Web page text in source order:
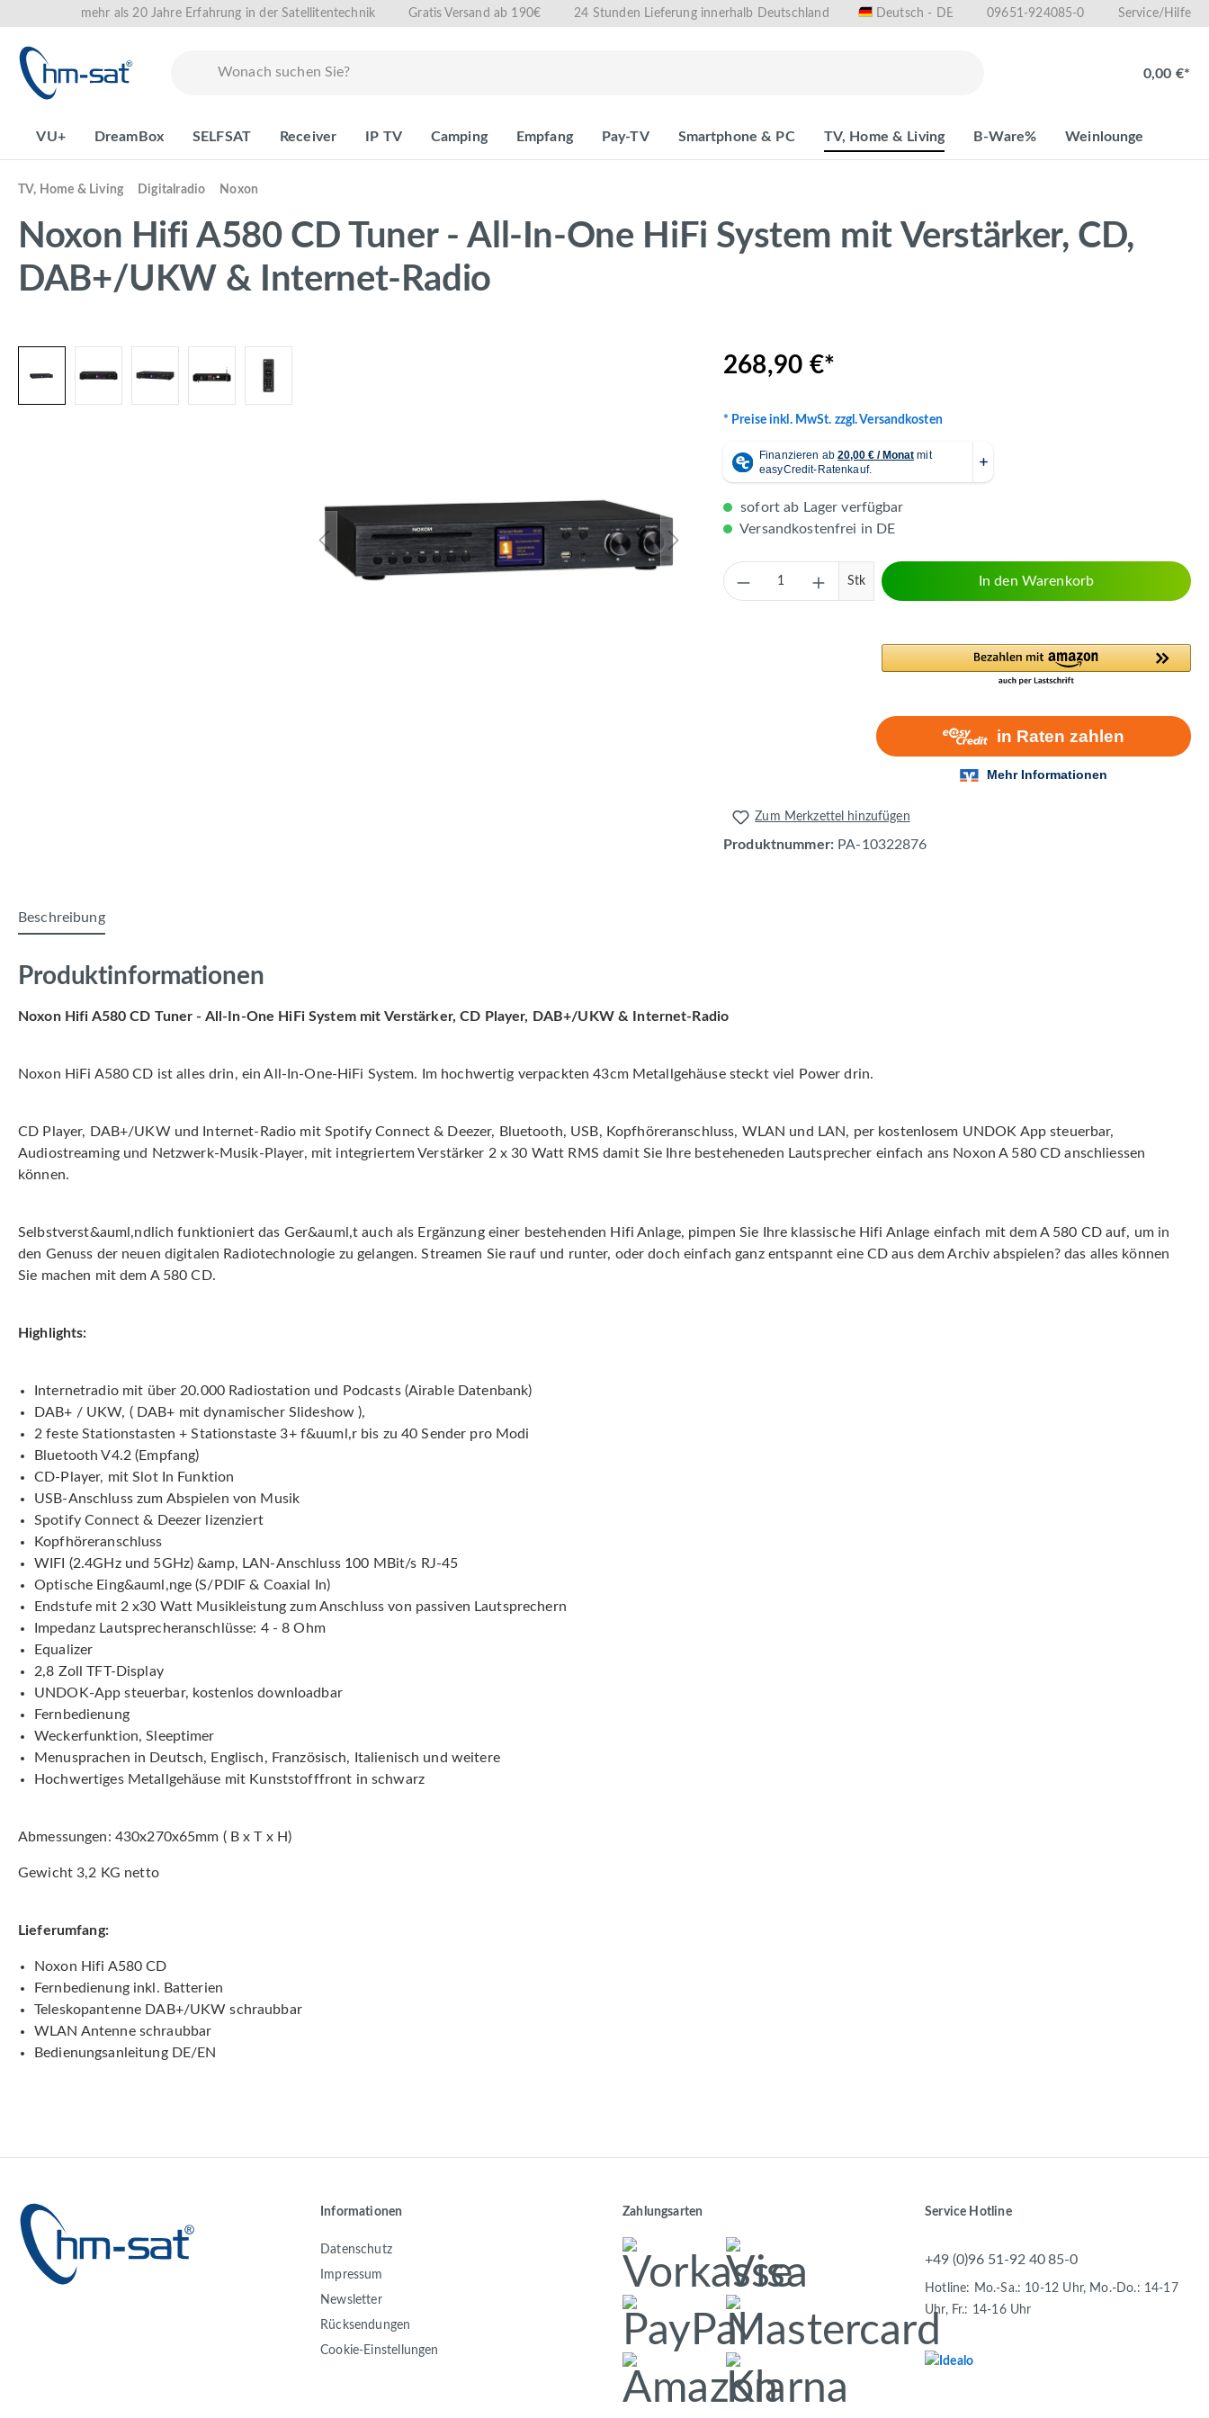
Zur Hauptnavigation springen
mehr als 20 Jahre Erfahrung in der Satellitentechnik Gratis Versand ab 190€ 24 Stunden Lieferung innerhalb Deutschland Deutsch - DE 09651-924085-0 Service/Hilfe
0,00 €*
VU+ DreamBox SELFSAT Receiver IP TV Camping Empfang Pay-TV Smartphone & PC TV, Home & Living B-Ware% Weinlounge
TV, Home & Living Digitalradio Noxon
Noxon Hifi A580 CD Tuner - All-In-One HiFi System mit Verstärker, CD,
DAB+/UKW & Internet-Radio
268,90 €*
* Preise inkl. MwSt. zzgl. Versandkosten
sofort ab Lager verfügbar
Versandkostenfrei in DE
Produkt Anzahl: Gib den gewünschten Wert ein
Stk In den Warenkorb
Zum Merkzettel hinzufügen
Produktnummer: PA-10322876
Beschreibung
Produktinformationen
Noxon Hifi A580 CD Tuner - All-In-One HiFi System mit Verstärker, CD Player, DAB+/UKW & Internet-Radio
Noxon HiFi A580 CD ist alles drin, ein All-In-One-HiFi System. Im hochwertig verpackten 43cm Metallgehäuse steckt viel Power drin.
CD Player, DAB+/UKW und Internet-Radio mit Spotify Connect & Deezer, Bluetooth, USB, Kopfhöreranschluss, WLAN und LAN, per kostenlosem UNDOK App steuerbar,
Audiostreaming und Netzwerk-Musik-Player, mit integriertem Verstärker 2 x 30 Watt RMS damit Sie Ihre besteheneden Lautsprecher einfach ans Noxon A 580 CD anschliessen
können.
Selbstverst&auml,ndlich funktioniert das Ger&auml,t auch als Ergänzung einer bestehenden Hifi Anlage, pimpen Sie Ihre klassische Hifi Anlage einfach mit dem A 580 CD auf, um in
den Genuss der neuen digitalen Radiotechnologie zu gelangen. Streamen Sie rauf und runter, oder doch einfach ganz entspannt eine CD aus dem Archiv abspielen? das alles können
Sie machen mit dem A 580 CD.
Highlights:
Internetradio mit über 20.000 Radiostation und Podcasts (Airable Datenbank)
DAB+ / UKW, ( DAB+ mit dynamischer Slideshow ),
2 feste Stationstasten + Stationstaste 3+ f&uuml,r bis zu 40 Sender pro Modi
Bluetooth V4.2 (Empfang)
CD-Player, mit Slot In Funktion
USB-Anschluss zum Abspielen von Musik
Spotify Connect & Deezer lizenziert
Kopfhöreranschluss
WIFI (2.4GHz und 5GHz) &amp, LAN-Anschluss 100 MBit/s RJ-45
Optische Eing&auml,nge (S/PDIF & Coaxial In)
Endstufe mit 2 x30 Watt Musikleistung zum Anschluss von passiven Lautsprechern
Impedanz Lautsprecheranschlüsse: 4 - 8 Ohm
Equalizer
2,8 Zoll TFT-Display
UNDOK-App steuerbar, kostenlos downloadbar
Fernbedienung
Weckerfunktion, Sleeptimer
Menusprachen in Deutsch, Englisch, Französisch, Italienisch und weitere
Hochwertiges Metallgehäuse mit Kunststofffront in schwarz
Abmessungen: 430x270x65mm ( B x T x H)
Gewicht 3,2 KG netto
Lieferumfang:
Noxon Hifi A580 CD
Fernbedienung inkl. Batterien
Teleskopantenne DAB+/UKW schraubbar
WLAN Antenne schraubbar
Bedienungsanleitung DE/EN
Informationen
Datenschutz
Impressum
Newsletter
Rücksendungen
Cookie-Einstellungen
Zahlungsarten Service Hotline
+49 (0)96 51-92 40 85-0
Hotline: Mo.-Sa.: 10-12 Uhr, Mo.-Do.: 14-17
Uhr, Fr.: 14-16 Uhr